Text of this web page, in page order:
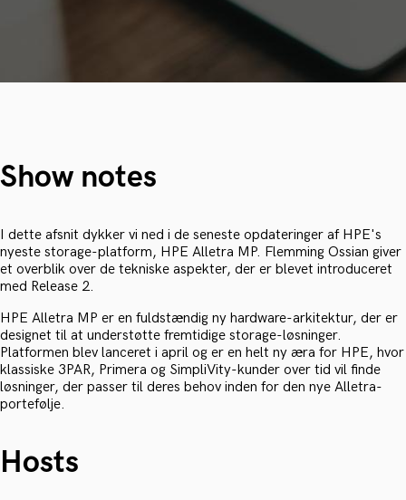
Show notes
I dette afsnit dykker vi ned i de seneste opdateringer af HPE's
nyeste storage-platform, HPE Alletra MP. Flemming Ossian giver
et overblik over de tekniske aspekter, der er blevet introduceret
med Release 2.
HPE Alletra MP er en fuldstændig ny hardware-arkitektur, der er
designet til at understøtte fremtidige storage-løsninger.
Platformen blev lanceret i april og er en helt ny æra for HPE, hvor
klassiske 3PAR, Primera og SimpliVity-kunder over tid vil finde
løsninger, der passer til deres behov inden for den nye Alletra-
portefølje.
Hosts